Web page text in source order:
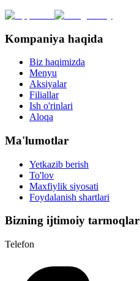
Kompaniya haqida
Biz haqimizda
Menyu
Aksiyalar
Filiallar
Ish o'rinlari
Aloqa
Ma'lumotlar
Yetkazib berish
To'lov
Maxfiylik siyosati
Foydalanish shartlari
Bizning ijtimoiy tarmoqlar
Telefon